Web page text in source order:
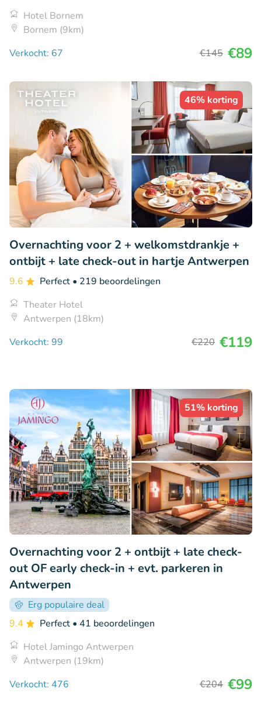
Hotel Bornem
Bornem (9km)
Verkocht: 67
€145 €89
46% korting
Overnachting voor 2 + welkomstdrankje +
ontbijt + late check-out in hartje Antwerpen
9.6 Perfect • 219 beoordelingen
Theater Hotel
Antwerpen (18km)
Verkocht: 99
€220 €119
51% korting
Overnachting voor 2 + ontbijt + late check-
out OF early check-in + evt. parkeren in
Antwerpen
Erg populaire deal
9.4
Perfect • 41 beoordelingen
Hotel Jamingo Antwerpen
Antwerpen (19km)
Verkocht: 476
€204 €99